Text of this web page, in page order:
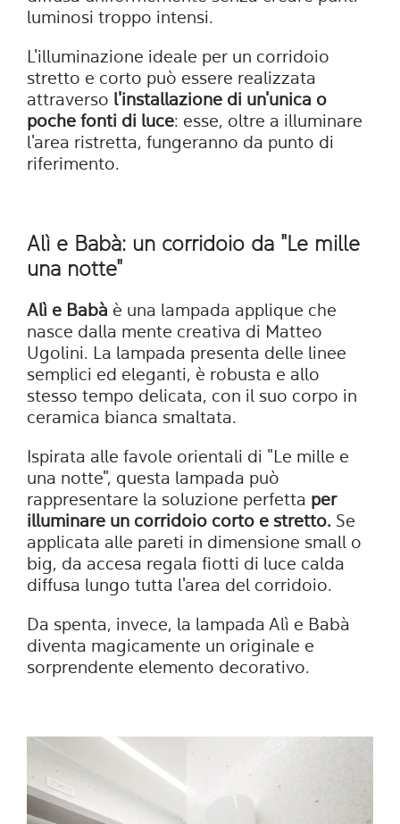
luminosi troppo intensi.
L'illuminazione ideale per un corridoio
stretto e corto può essere realizzata
attraverso l'installazione di un'unica o
poche fonti di luce: esse, oltre a illuminare
l'area ristretta, fungeranno da punto di
riferimento.
Alì e Babà: un corridoio da "Le mille
una notte"
Alì e Babà è una lampada applique che
nasce dalla mente creativa di Matteo
Ugolini. La lampada presenta delle linee
semplici ed eleganti, è robusta e allo
stesso tempo delicata, con il suo corpo in
ceramica bianca smaltata.
Ispirata alle favole orientali di "Le mille e
una notte", questa lampada può
rappresentare la soluzione perfetta per
illuminare un corridoio corto e stretto. Se
applicata alle pareti in dimensione small o
big, da accesa regala fiotti di luce calda
diffusa lungo tutta l'area del corridoio.
Da spenta, invece, la lampada Alì e Babà
diventa magicamente un originale e
sorprendente elemento decorativo.